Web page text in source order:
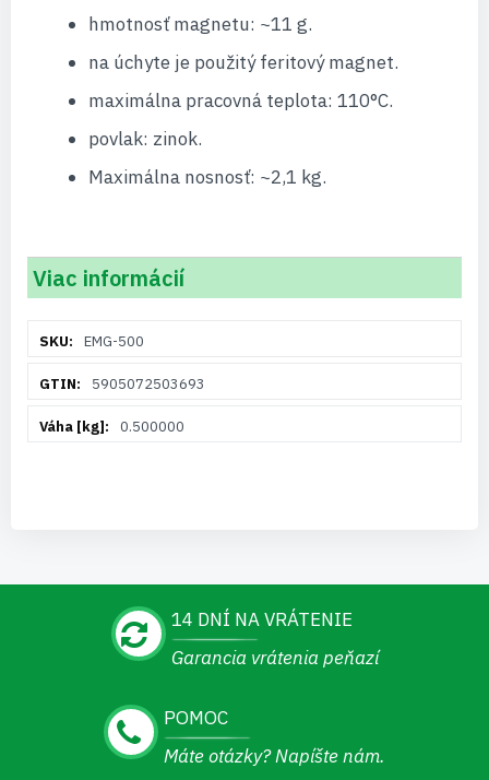
hmotnosť magnetu: ~11 g.
na úchyte je použitý feritový magnet.
maximálna pracovná teplota: 110°C.
povlak: zinok.
Maximálna nosnosť: ~2,1 kg.
Viac informácií
informáciíEMG-500
5905072503693
0.500000
14 DNÍ NA VRÁTENIE
Garancia vrátenia peňazí
POMOC
Máte otázky? Napíšte nám.